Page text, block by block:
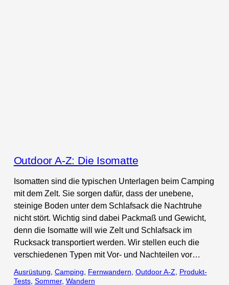
Outdoor A-Z: Die Isomatte
Isomatten sind die typischen Unterlagen beim Camping
mit dem Zelt. Sie sorgen dafür, dass der unebene,
steinige Boden unter dem Schlafsack die Nachtruhe
nicht stört. Wichtig sind dabei Packmaß und Gewicht,
denn die Isomatte will wie Zelt und Schlafsack im
Rucksack transportiert werden. Wir stellen euch die
verschiedenen Typen mit Vor- und Nachteilen vor…
Ausrüstung Camping Fernwandern Outdoor A-Z
Produkt-
Tests, Sommer, Wandern